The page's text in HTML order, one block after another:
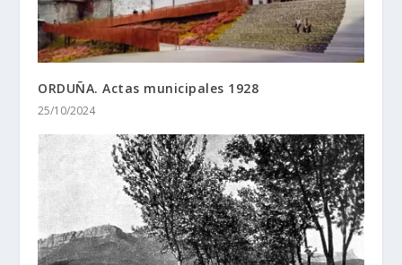
ORDUÑA. Actas municipales 1928
25/10/2024